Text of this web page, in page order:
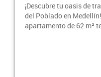
¡Descubre tu oasis de
del Poblado en
apartamento de 62 m²